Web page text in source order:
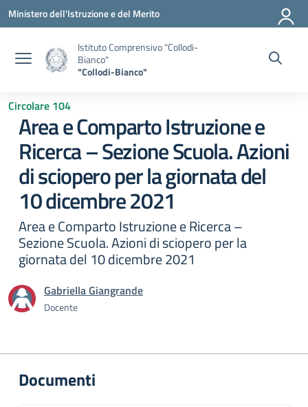
Vai ai contenuti
Vai al menu di navigazione
Vai al footer
Ministero dell'Istruzione e del Merito
Istituto Comprensivo "Collodi-
Bianco"
"Collodi-Bianco"
Circolare 104
Area e Comparto Istruzione e
Ricerca – Sezione Scuola. Azioni
di sciopero per la giornata del
10 dicembre 2021
Area e Comparto Istruzione e Ricerca –
Sezione Scuola. Azioni di sciopero per la
giornata del 10 dicembre 2021
Gabriella Giangrande
Docente
Documenti